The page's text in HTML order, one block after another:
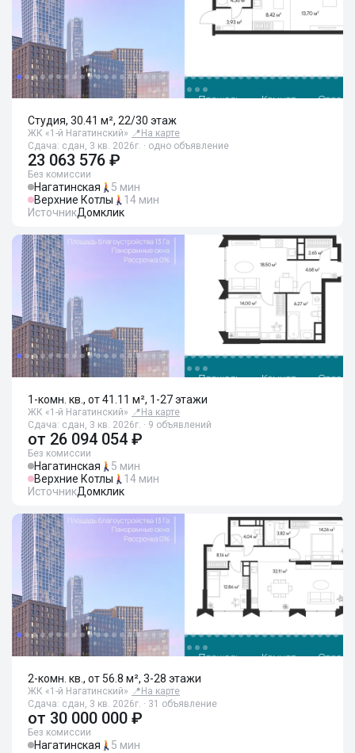
Студия, 30.41 м², 22/30 этаж
ЖК «1-й Нагатинский» 📍 На карте
Сдача: сдан, 3 кв. 2026г. · одно объявление
23 063 576 ₽
Без комиссии
Нагатинская
5 мин
Верхние Котлы
14 мин
ИсточникДомклик
1-комн. кв., от 41.11 м², 1-27 этажи
ЖК «1-й Нагатинский» 📍 На карте
Сдача: сдан, 3 кв. 2026г. · 9 объявлений
от 26 094 054 ₽
Без комиссии
Нагатинская
5 мин
Верхние Котлы
14 мин
ИсточникДомклик
2-комн. кв., от 56.8 м², 3-28 этажи
ЖК «1-й Нагатинский» 📍 На карте
Сдача: сдан, 3 кв. 2026г. · 31 объявление
от 30 000 000 ₽
Без комиссии
Нагатинская
5 мин